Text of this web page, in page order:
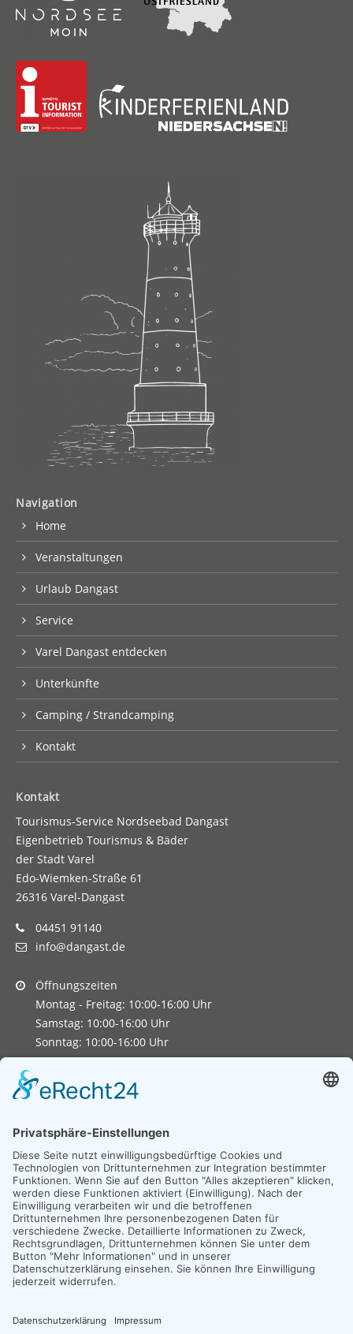
Navigation
Home
Veranstaltungen
Urlaub Dangast
Service
Varel Dangast entdecken
Unterkünfte
Camping / Strandcamping
Kontakt
Kontakt
Tourismus-Service Nordseebad Dangast
Eigenbetrieb Tourismus & Bäder
der Stadt Varel
Edo-Wiemken-Straße 61
26316 Varel-Dangast
04451 91140
info@dangast.de
Öffnungszeiten
Montag - Freitag: 10:00-16:00 Uhr
Samstag: 10:00-16:00 Uhr
Sonntag: 10:00-16:00 Uhr
Impressum
Datenschutz
Unexpected Application Error!
crypto.randomUUID is not a function
TypeError: crypto.randomUUID is not a function
at JS.mc.suspense (https://search-
at https://search-interface.branchly.io/
at https://search-interface.branchly.io/